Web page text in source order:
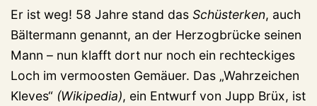
Er ist weg! 58 Jahre stand das Schüsterken, auch
Bältermann genannt, an der Herzogbrücke seinen
Mann – nun klafft dort nur noch ein rechteckiges
Loch im vermoosten Gemäuer. Das „Wahrzeichen
Kleves“ (Wikipedia), ein Entwurf von Jupp Brüx, ist